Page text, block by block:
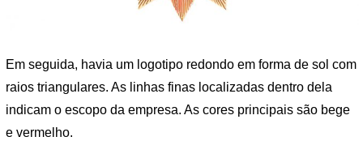
Em seguida, havia um logotipo redondo em forma de sol com
raios triangulares. As linhas finas localizadas dentro dela
indicam o escopo da empresa. As cores principais são bege
e vermelho.